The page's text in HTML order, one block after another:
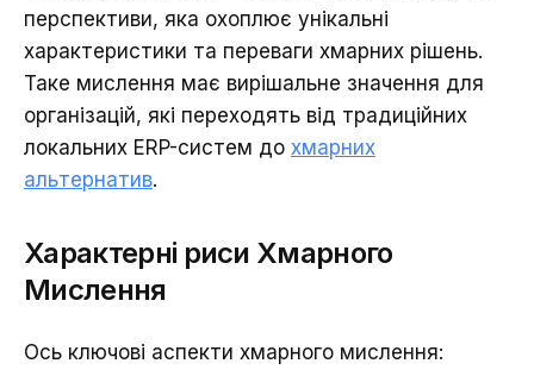
перспективи, яка охоплює унікальні
характеристики та переваги хмарних рішень.
Таке мислення має вирішальне значення для
організацій, які переходять від традиційних
локальних ERP-систем до хмарних
альтернатив.
Характерні риси Хмарного
Мислення
Ось ключові аспекти хмарного мислення: